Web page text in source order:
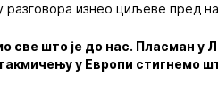
разговора изнео циљеве пред
све што је до нас. Пласман у
у Европи стигнемо